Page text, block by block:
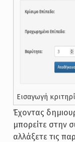
Εισαγωγή
Έχοντας
μπορείτε στην
αλλάξετε τις